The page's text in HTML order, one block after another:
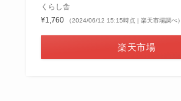
くらし舎
¥1,760
（2024/06/12 15:15時点 | 楽天市場調べ）
楽天市場